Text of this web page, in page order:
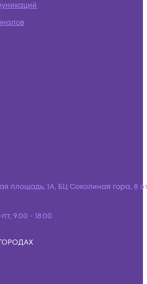
площадь, 1А, БЦ Соколиная гора, 8
9:00 - 18:00